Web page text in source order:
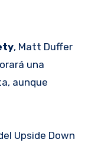
, Matt Duffer
una
aunque
Upside Down